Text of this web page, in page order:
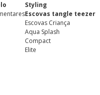
Styling
Escovas tangle teezer
Escovas Criança
Aqua Splash
Compact
Elite